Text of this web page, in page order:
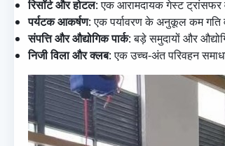
रिसॉर्ट और होटल: एक आरामदायक गेस्ट ट्रांसफर
पर्यटक आकर्षण: एक पर्यावरण के अनुकूल कम गति
संपत्ति और औद्योगिक पार्क: बड़े समुदायों और
निजी विला और क्लब: एक उच्च-अंत परिवहन